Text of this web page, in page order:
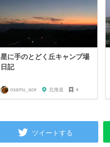
星に手のとどく丘キャンプ場
日記
osamu_ace 北海道 4
ツイートする